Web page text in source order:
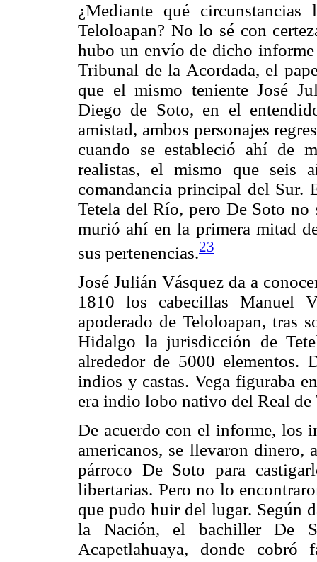
¿Mediante qué
Teloloapan? No lo sé con
hubo un envío de dicho
Tribunal de la Acordada, el
que el mismo teniente José
Diego de Soto, en el
amistad, ambos personajes
cuando se estableció ahí de
realistas, el mismo que seis
comandancia principal del Sur.
Tetela del Río, pero De Soto no
murió ahí en la primera mitad
sus pertenencias.23
José Julián Vásquez da a
1810 los cabecillas Manuel
apoderado de Teloloapan, tras
Hidalgo la jurisdicción de
alrededor de 5000 elementos.
indios y castas. Vega figuraba
era indio lobo nativo del Real de
De acuerdo con el informe, los
americanos, se llevaron dinero,
párroco De Soto para
libertarias. Pero no lo
que pudo huir del lugar. Según
la Nación, el bachiller De
Acapetlahuaya, donde